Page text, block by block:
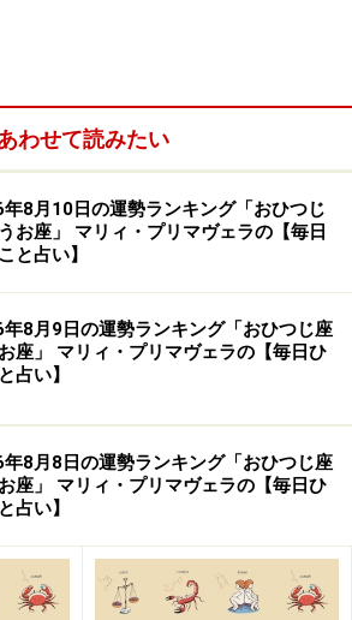
晴らしい知性と分析力があります。
ながら進めて。筋トレを始めるのも
ス
たせるのは、物語の力です。
なことは、どんな手を使っても用意
ば、推し活で全公演コンプリートす
と、その実現に向けて全力で頑張れ
わせて読みたい
8月10日の運勢ランキング「おひつじ
お座」 マリィ・プリマヴェラの【毎日
と占い】
8月9日の運勢ランキング「おひつじ座
座」 マリィ・プリマヴェラの【毎日ひ
占い】
8月8日の運勢ランキング「おひつじ座
座」 マリィ・プリマヴェラの【毎日ひ
占い】